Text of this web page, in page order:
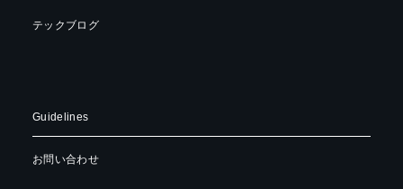
テックブログ
Guidelines
お問い合わせ